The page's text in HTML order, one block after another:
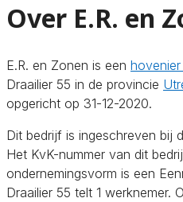
Over E.R. en
E.R. en Zonen is een
Draailier 55 in de provincie
opgericht op 31-12-2020.
Dit bedrijf is ingeschreven bij
Het KvK-nummer van dit
ondernemingsvorm is een
Draailier 55 telt 1 werknemer.